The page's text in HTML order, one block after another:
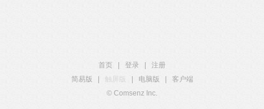
首页 登录
注册
简易版
触屏版 电脑版
客户端
© Comsenz Inc.